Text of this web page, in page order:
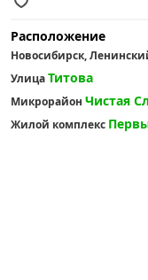
Расположение
Новосибирск,
УлицаТитова
Микрорайон Чистая
Жилой комплекс